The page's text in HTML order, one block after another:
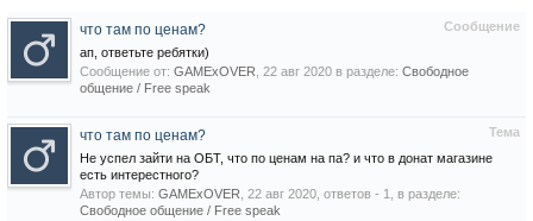
Сообщение
что там по ценам?
ап, ответьте ребятки)
Сообщение от: GAMExOVER 22 авг 2020 в разделе: Свободное
общение / Free speak
Тема
что там по ценам?
Не успел зайти на ОБТ, что по ценам на па? и что в донат магазине
есть интерестного?
Автор темы: GAMExOVER 22 авг 2020 , ответов - 1, в разделе:
Свободное общение / Free speak